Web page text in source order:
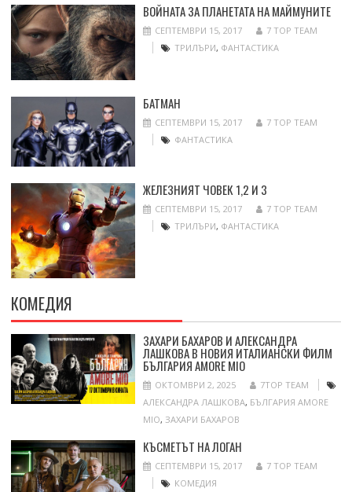
ВОЙНАТА ЗА ПЛАНЕТАТА НА МАЙМУНИТЕ
СЕПТЕМВРИ 15, 2017
7 TOP TEAM
ТРИЛЪРИ, ФАНТАСТИКА
БАТМАН
СЕПТЕМВРИ 15, 2017
7 TOP TEAM
ФАНТАСТИКА
ЖЕЛЕЗНИЯТ ЧОВЕК 1,2 И 3
СЕПТЕМВРИ 15, 2017
7 TOP TEAM
ТРИЛЪРИ, ФАНТАСТИКА
КОМЕДИЯ
ЗАХАРИ БАХАРОВ И АЛЕКСАНДРА
ЛАШКОВА В НОВИЯ ИТАЛИАНСКИ ФИЛМ
БЪЛГАРИЯ AMORE MIO
ОКТОМВРИ 2, 2025
7TOP TEAM
АЛЕКСАНДРА ЛАШКОВА, БЪЛГАРИЯ AMORE
MIO, ЗАХАРИ БАХАРОВ
КЪСМЕТЪТ НА ЛОГАН
СЕПТЕМВРИ 15, 2017
7 TOP TEAM
КОМЕДИЯ